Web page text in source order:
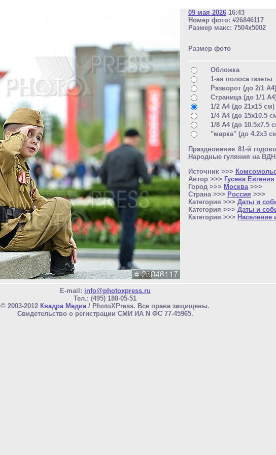
09 мая 2026 16:43
Номер фото: #26846117
Размер макс: 7504x5002
Размер фото
Обложка
1-ая полоса газеты
Разворот (до 2/1 A4)
Страница (до 1/1
1/2 A4 (до 21x15 см)
1/4 A4 (до 15x10.5
1/8 A4 (до 10.5x7.5
"марка" (до 4.2x3
Празднование 81-й
Народные гуляния на
Источник >>>
Автор >>> Гусева Евгения
Город >>> Москва >>>
Страна >>> Россия >>>
Категория >>> Даты и
Категория >>> Даты и
Категория >>> Население
E-mail: info@photoxpress.ru
Тел.: (495) 188-05-51
© 2003-2012 Квадра Медиа/ PhotoXPress. Все права защищены.
Свидетельство о регистрации СМИ ИА N ФС 77-45965.